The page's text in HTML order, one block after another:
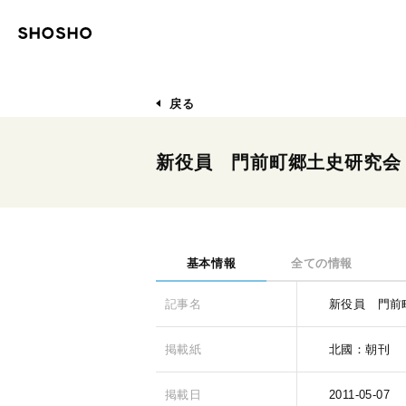
戻る
新役員 門前町郷土史研究会
基本情報 全ての情報
記事名 新役員 門前
掲載紙 北國：朝刊
掲載日 2011-05-07